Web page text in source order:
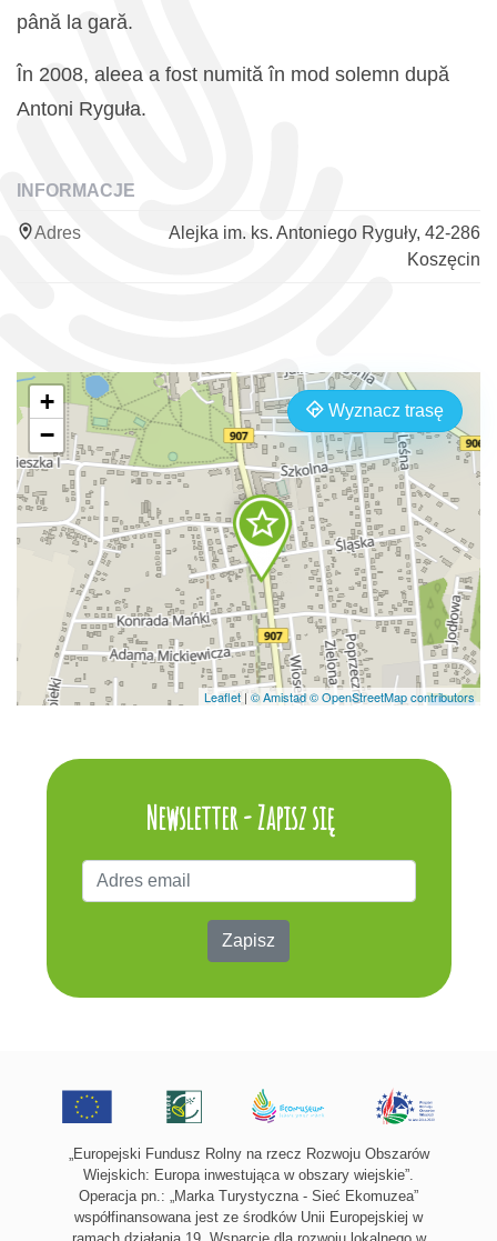
până la gară.
În 2008, aleea a fost numită în mod solemn după
Antoni Ryguła.
INFORMACJE
Adres
Alejka im. ks. Antoniego Ryguły, 42-286
Koszęcin
Wyznacz trasę
+
−
Leaflet | © Amistad© OpenStreetMap contributors
Newsletter - Zapisz się
Zapisz
„Europejski Fundusz Rolny na rzecz Rozwoju Obszarów
Wiejskich: Europa inwestująca w obszary wiejskie”.
Operacja pn.: „Marka Turystyczna - Sieć Ekomuzea”
współfinansowana jest ze środków Unii Europejskiej w